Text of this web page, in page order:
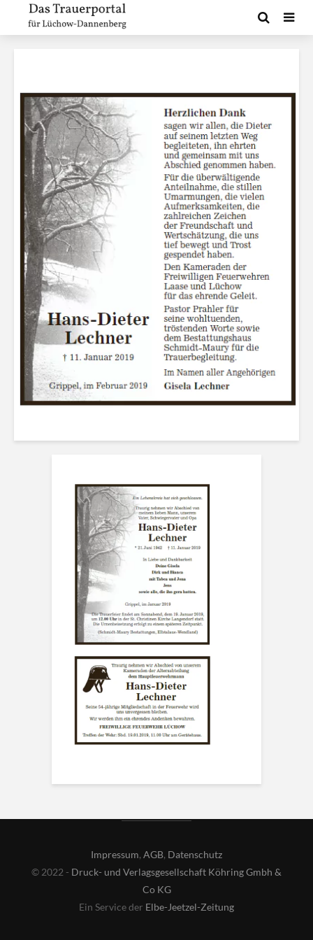
Impressum, AGB, Datenschutz
© 2022 - Druck- und Verlagsgesellschaft Köhring Gmbh &
Co KG
Ein Service der Elbe-Jeetzel-Zeitung